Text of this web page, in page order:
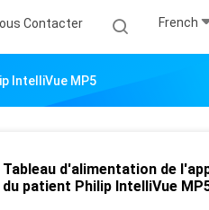
Contacter French
IntelliVue MP5
Tableau d'alimentation de
du patient Philip IntelliVue